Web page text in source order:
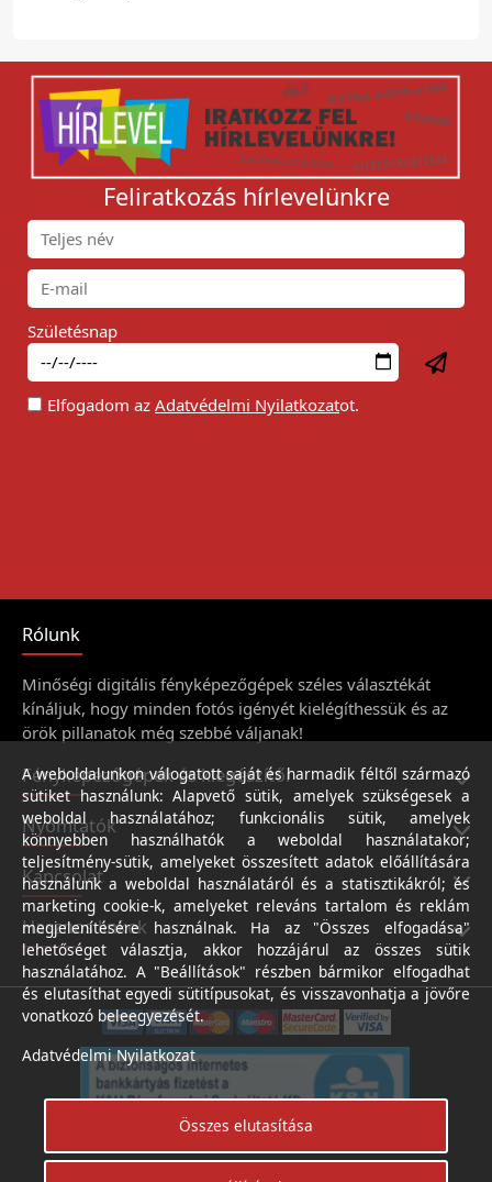
Feliratkozás hírlevelünkre
Születésnap
Elfogadom az Adatvédelmi Nyilatkozatot.
Rólunk
Minőségi digitális fényképezőgépek széles választékát
kínáljuk, hogy minden fotós igényét kielégíthessük és az
örök pillanatok még szebbé váljanak!
Fényképezőgépek és kiegészítői
Nyomtatók
Kapcsolat
Hasznos linkek
A weboldalunkon válogatott saját és harmadik féltől származó
sütiket használunk: Alapvető sütik, amelyek szükségesek a
weboldal használatához; funkcionális sütik, amelyek
könnyebben használhatók a weboldal használatakor;
teljesítmény-sütik, amelyeket összesített adatok előállítására
használunk a weboldal használatáról és a statisztikákról; és
marketing cookie-k, amelyeket releváns tartalom és reklám
megjelenítésére használnak. Ha az "Összes elfogadása"
lehetőséget választja, akkor hozzájárul az összes sütik
használatához. A "Beállítások" részben bármikor elfogadhat
és elutasíthat egyedi sütitípusokat, és visszavonhatja a jövőre
vonatkozó beleegyezését.
Adatvédelmi Nyilatkozat
Összes elutasítása